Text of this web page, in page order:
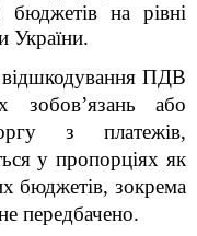
на рівні
України.
ПДВ
зобов’язань або
з платежів,
у пропорціях як
бюджетів, зокрема
передбачено.